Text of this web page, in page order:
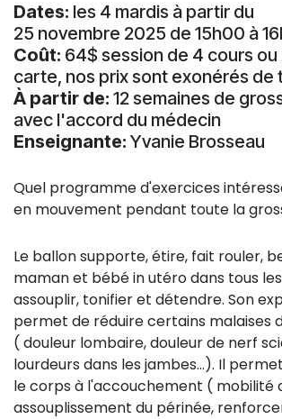
Dates: les 4 mardis à partir du
25 novembre 2025 de 15h00 à
Coût: 64$ session de 4 cours ou
carte, nos prix sont exonérés de
À partir de: 12 semaines de
avec l'accord du médecin
Enseignante: Yvanie Brosseau
Quel programme d'exercices
en mouvement pendant toute la
Le ballon supporte, étire, fait rouler,
maman et bébé in utéro dans tous
assouplir, tonifier et détendre. Son
permet de réduire certains malaises
( douleur lombaire, douleur de nerf
lourdeurs dans les jambes...). Il
le corps à l'accouchement ( mobilité
assouplissement du périnée,